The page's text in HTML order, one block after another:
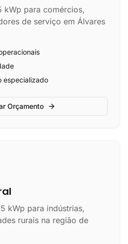
kWp para comércios,
de serviço em Álvares
especializado
Orçamento
kWp para indústrias,
rurais na região de